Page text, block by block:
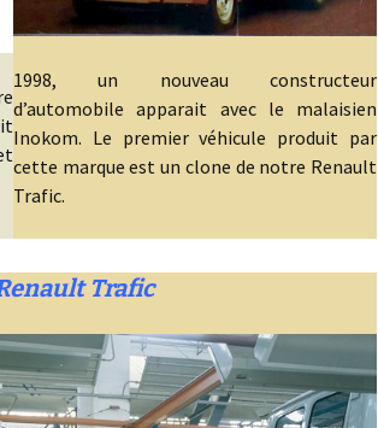
1998, un nouveau constructeur
d’automobile apparait avec le malaisien
Inokom. Le premier véhicule produit par
cette marque est un clone de notre Renault
Trafic.
Trafic